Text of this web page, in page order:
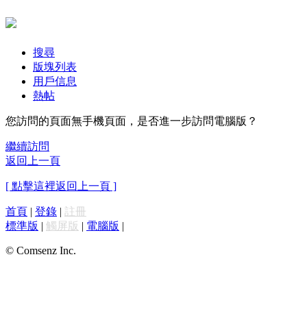
搜尋
版塊列表
用戶信息
熱帖
您訪問的頁面無手機頁面，是否進一步訪問電腦版？
繼續訪問
返回上一頁
[ 點擊這裡返回上一頁 ]
首頁 | 登錄 | 註冊
標準版 | 觸屏版 | 電腦版 |
© Comsenz Inc.